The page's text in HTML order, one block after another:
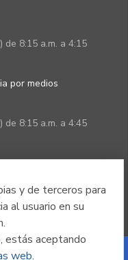
y de terceros para
al usuario en su
estás aceptando
web.
de 8:15 a.m. a 4:15
por medios
de 8:15 a.m. a 4:45